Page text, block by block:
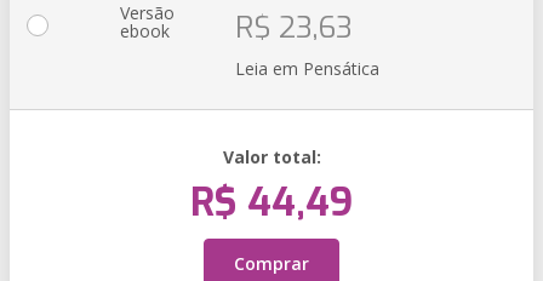
Versão
ebook R$ 23,63
Leia em Pensática
Valor total:
R$ 44,49
Comprar